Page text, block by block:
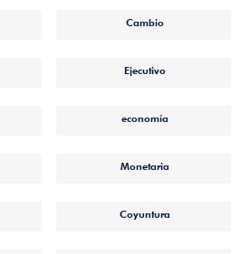
Cambio
Ejecutivo
economía
Monetaria
Coyuntura